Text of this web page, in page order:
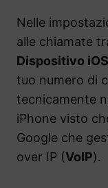
Nelle
alle chiamate
Dispositivo iOS
tuo numero di
tecnicamente
iPhone visto
Google che
over IP (VoIP).